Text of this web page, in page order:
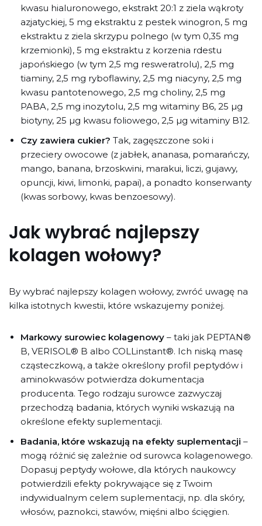
kwasu hialuronowego, ekstrakt 20:1 z ziela wąkroty
azjatyckiej, 5 mg ekstraktu z pestek winogron, 5 mg
ekstraktu z ziela skrzypu polnego (w tym 0,35 mg
krzemionki), 5 mg ekstraktu z korzenia rdestu
japońskiego (w tym 2,5 mg resweratrolu), 2,5 mg
tiaminy, 2,5 mg ryboflawiny, 2,5 mg niacyny, 2,5 mg
kwasu pantotenowego, 2,5 mg choliny, 2,5 mg
PABA, 2,5 mg inozytolu, 2,5 mg witaminy B6, 25 µg
biotyny, 25 µg kwasu foliowego, 2,5 µg witaminy B12.
Czy zawiera cukier? Tak, zagęszczone soki i
przeciery owocowe (z jabłek, ananasa, pomarańczy,
mango, banana, brzoskwini, marakui, liczi, gujawy,
opuncji, kiwi, limonki, papai), a ponadto konserwanty
(kwas sorbowy, kwas benzoesowy).
Jak wybrać najlepszy
kolagen wołowy?
By wybrać najlepszy kolagen wołowy, zwróć uwagę na
kilka istotnych kwestii, które wskazujemy poniżej.
Markowy surowiec kolagenowy – taki jak PEPTAN®
B, VERISOL® B albo COLLinstant®. Ich niską masę
cząsteczkową, a także określony profil peptydów i
aminokwasów potwierdza dokumentacja
producenta. Tego rodzaju surowce zazwyczaj
przechodzą badania, których wyniki wskazują na
określone efekty suplementacji.
Badania, które wskazują na efekty suplementacji –
mogą różnić się zależnie od surowca kolagenowego.
Dopasuj peptydy wołowe, dla których naukowcy
potwierdzili efekty pokrywające się z Twoim
indywidualnym celem suplementacji, np. dla skóry,
włosów, paznokci, stawów, mięśni albo ścięgien.